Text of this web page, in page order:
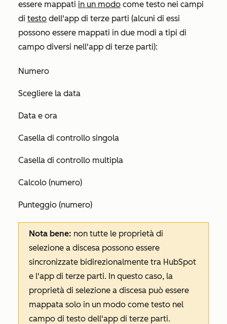
essere mappati in un modo come testo nei campi
di testo dell'app di terze parti (alcuni di essi
possono essere mappati in due modi a tipi di
campo diversi nell'app di terze parti):
Numero
Scegliere la data
Data e ora
Casella di controllo singola
Casella di controllo multipla
Calcolo (numero)
Punteggio (numero)
Nota bene: non tutte le proprietà di
selezione a discesa possono essere
sincronizzate bidirezionalmente tra HubSpot
e l'app di terze parti. In questo caso, la
proprietà di selezione a discesa può essere
mappata solo in un modo come testo nel
campo di testo dell'app di terze parti.